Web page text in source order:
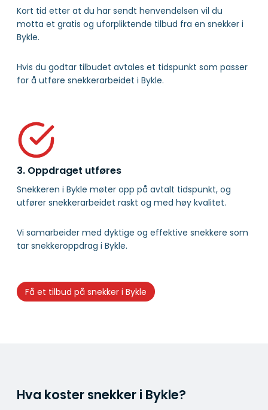
Kort tid etter at du har sendt henvendelsen vil du
motta et gratis og uforpliktende tilbud fra en snekker i
Bykle.
Hvis du godtar tilbudet avtales et tidspunkt som passer
for å utføre snekkerarbeidet i Bykle.
3. Oppdraget utføres
Snekkeren i Bykle møter opp på avtalt tidspunkt, og
utfører snekkerarbeidet raskt og med høy kvalitet.
Vi samarbeider med dyktige og effektive snekkere som
tar snekkeroppdrag i Bykle.
Få et tilbud på snekker i Bykle
Hva koster snekker i Bykle?